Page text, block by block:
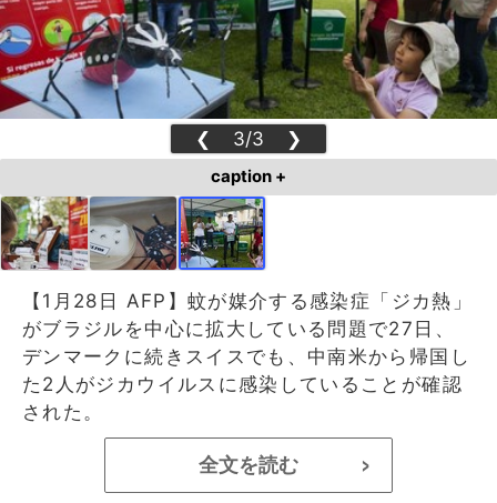
❮ 3/3 ❯
caption +
【1月28日 AFP】蚊が媒介する感染症「ジカ熱」
がブラジルを中心に拡大している問題で27日、
デンマークに続きスイスでも、中南米から帰国し
た2人がジカウイルスに感染していることが確認
された。
全文を読む >